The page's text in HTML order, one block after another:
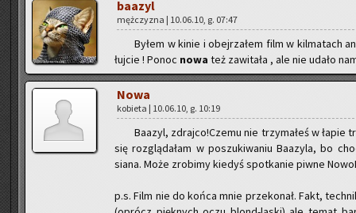
ba­azyl
męż­czy­zna | 10.06.10, g. 07:47
Byłem w kinie i obej­rza­łem film w kil­ma­tach
łuj­cie ! Ponoc nowa też za­wi­ta­ła , ale nie udało
Nowa
ko­bie­ta | 10.06.10, g. 10:19
Ba­azyl, zdraj­co!Czemu nie trzy­ma­łeś w łapie
się roz­glą­da­łam w po­szu­ki­wa­niu Ba­azy­la, bo
siana. Może zro­bi­my kie­dyś spo­tka­nie piwne
p.s. Film nie do końca mnie prze­ko­nał. Fakt,